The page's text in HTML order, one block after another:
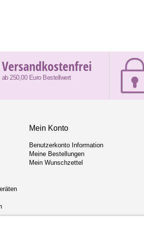
Versandkostenfrei
ab 250,00 Euro Bestellwert
Mein Konto
Benutzerkonto Information
Meine Bestellungen
Mein Wunschzettel